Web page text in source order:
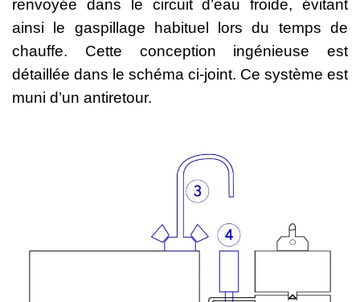
renvoyée dans le circuit d’eau froide, évitant
ainsi le gaspillage habituel lors du temps de
chauffe. Cette conception ingénieuse est
détaillée dans le schéma ci-joint. Ce système est
muni d’un antiretour.